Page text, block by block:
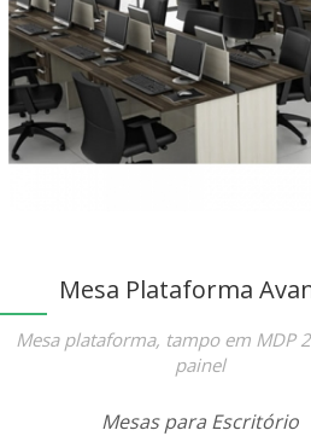
Mesa Plataforma
Mesa plataforma, tampo em MDP
painel
Mesas para Escritório